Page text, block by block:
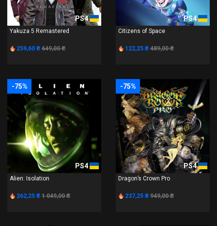
PS4
Yakuza 5 Remastered
259,60 ₴ 649,00 ₴
PS4
Citizens of Space
122,25 ₴ 489,00 ₴
-75%
PS4
Alien: Isolation
262,25 ₴ 1 049,00 ₴
-75%
PS4
Dragon’s Crown Pro
237,25 ₴ 949,00 ₴